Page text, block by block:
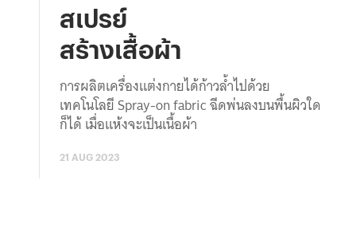
สเปรย์
สร้างเสื้อผ้า
การผลิตเครื่องแต่งกายได้ก้าวล้ำไปด้วย
เทคโนโลยี Spray-on fabric ฉีดพ่นลงบนพื้นผิวใด
ก็ได้ เมื่อแห้งจะเป็นเนื้อผ้า
21 AUG 2023